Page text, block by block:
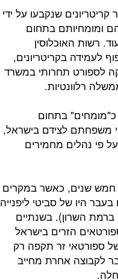
שנקבעו על ידי
ומומחיותם בתחום
רשות האוכלוסין
לעמידה בקריטריונים,
לספורט תחרותי במשרד
רלוונטיות.
בתחום
משפחתם לצידם בישראל,
פי נהלים מחמירים
חמש שנים, כאשר במקרים
היו של סביטי ליפנייה
ברמת השרון). בשנתיים
הזרים בישראל
ספורטאי זר תקפה רק
לקבוצה אחרת מחייב